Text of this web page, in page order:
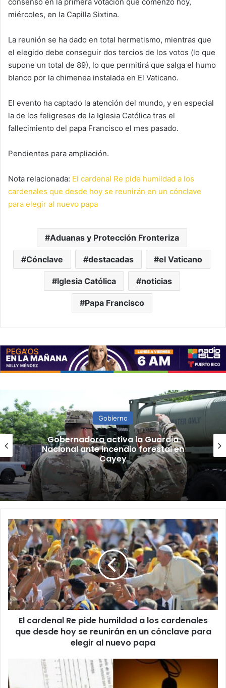
miércoles, en la Capilla Sixtina.
La reunión se ha dado en total hermetismo, mientras que
el elegido debe conseguir dos tercios de los votos (lo que
supone un total de 89), lo que permitirá que salga el humo
blanco por la chimenea instalada en El Vaticano.
El evento ha captado la atención del mundo, y en especial
la de los feligreses de la Iglesia Católica tras el
fallecimiento del papa Francisco el mes pasado.
Pendientes para ampliación.
Nota relacionada: El cardenal Re pide humildad a los
cardenales que desde hoy se reunirán en un cónclave
para elegir al nuevo papa
Aduanas y Protección Fronteriza
Cónclave destacadas el Vaticano
Iglesia Católica noticias
Papa Francisco
Gobierno
“Camisa hecha a la medida”:
Planificador cuestiona aprobación
de consulta de ubicación de Esencia
El
cardenal
Re
pide
humildad
a
los
cardenales
que
desde
hoy
cónclave
El cardenal Re pide humildad a los cardenales
que desde hoy se reunirán en un cónclave para
elegir al nuevo papa
y
ADSEF